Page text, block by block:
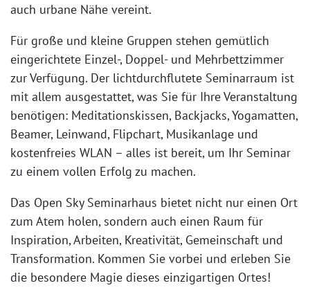
auch urbane Nähe vereint.
Für große und kleine Gruppen stehen gemütlich
eingerichtete Einzel-, Doppel- und Mehrbettzimmer
zur Verfügung. Der lichtdurchflutete Seminarraum ist
mit allem ausgestattet, was Sie für Ihre Veranstaltung
benötigen: Meditationskissen, Backjacks, Yogamatten,
Beamer, Leinwand, Flipchart, Musikanlage und
kostenfreies WLAN – alles ist bereit, um Ihr Seminar
zu einem vollen Erfolg zu machen.
Das Open Sky Seminarhaus bietet nicht nur einen Ort
zum Atem holen, sondern auch einen Raum für
Inspiration, Arbeiten, Kreativität, Gemeinschaft und
Transformation. Kommen Sie vorbei und erleben Sie
die besondere Magie dieses einzigartigen Ortes!